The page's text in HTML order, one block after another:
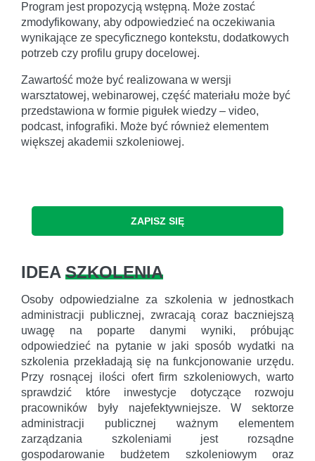
Program jest propozycją wstępną. Może zostać
zmodyfikowany, aby odpowiedzieć na oczekiwania
wynikające ze specyficznego kontekstu, dodatkowych
potrzeb czy profilu grupy docelowej.
Zawartość może być realizowana w wersji
warsztatowej, webinarowej, część materiału może być
przedstawiona w formie pigułek wiedzy – video,
podcast, infografiki. Może być również elementem
większej akademii szkoleniowej.
ZAPISZ SIĘ
IDEA SZKOLENIA
Osoby odpowiedzialne za szkolenia w jednostkach
administracji publicznej, zwracają coraz baczniejszą
uwagę na poparte danymi wyniki, próbując
odpowiedzieć na pytanie w jaki sposób wydatki na
szkolenia przekładają się na funkcjonowanie urzędu.
Przy rosnącej ilości ofert firm szkoleniowych, warto
sprawdzić które inwestycje dotyczące rozwoju
pracowników były najefektywniejsze. W sektorze
administracji publicznej ważnym elementem
zarządzania szkoleniami jest rozsądne
gospodarowanie budżetem szkoleniowym oraz